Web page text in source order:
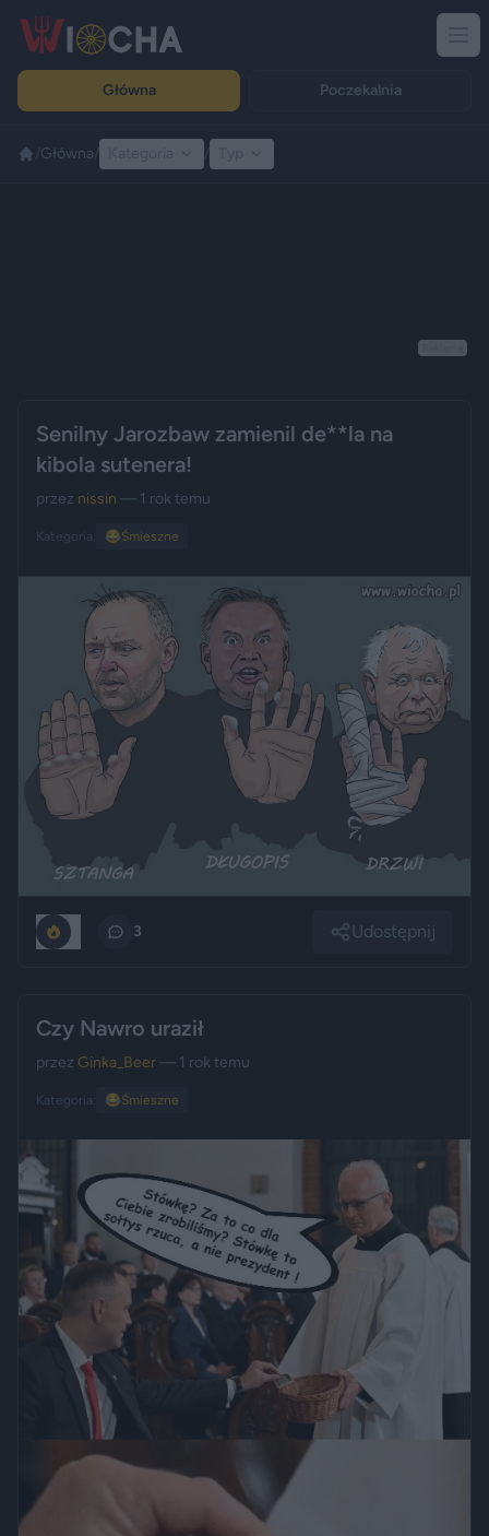
Główna Poczekalnia
Główna
Senilny Jarozbaw zamienil de**la na
kibola sutenera!
przez nissin — 1 rok temu
Kategoria: 😂Śmieszne
3 Udostępnij
Czy Nawro uraził
przez Ginka_Beer— 1 rok temu
Kategoria: 😂Śmieszne